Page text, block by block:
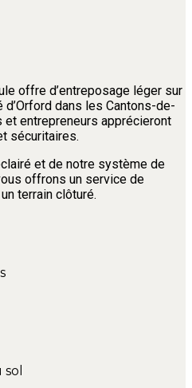
offre d’entreposage léger sur
dans les Cantons-de-
et entrepreneurs apprécieront
sécuritaires.
et de notre système de
offrons un service de
terrain clôturé.